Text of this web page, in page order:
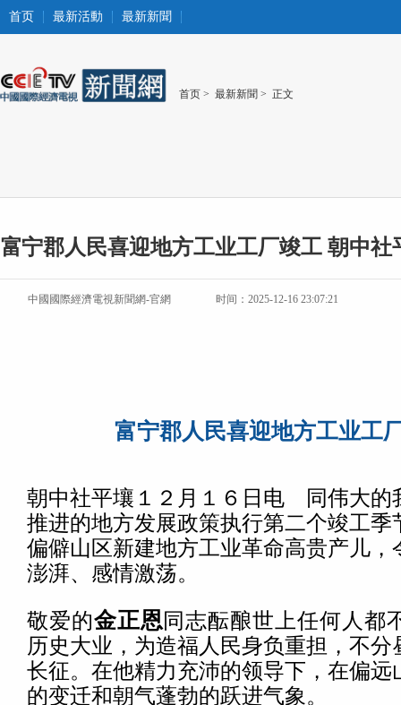
首页 最新活動 最新新聞
首页 > 最新新聞 > 正文
富宁郡人民喜迎地方工业工厂竣工 朝中社
中國國際經濟電視新聞網-官網 时间：2025-12-16 23:07:21
富宁郡人民喜迎地方工业工
朝中社平壤１２月１６日电 同伟大的
推进的地方发展政策执行第二个竣工季
偏僻山区新建地方工业革命高贵产儿，
澎湃、感情激荡。
敬爱的金正恩同志酝酿世上任何人都
历史大业，为造福人民身负重担，不
长征。在他精力充沛的领导下，在偏远
的变迁和朝气蓬勃的跃进气象。